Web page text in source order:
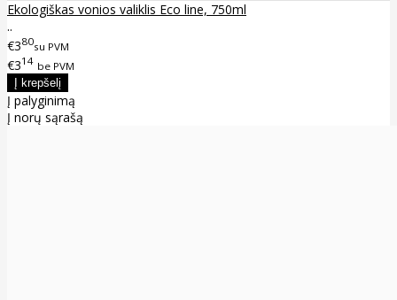
Ekologiškas vonios valiklis Eco line, 750ml
..
€380su PVM
€314 be PVM
Į palyginimą
Į norų sąrašą